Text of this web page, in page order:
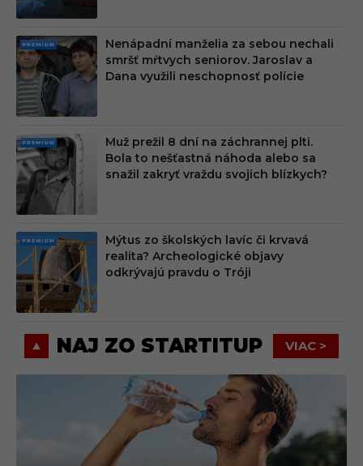
PRE
MIU
M
Nenápadní manželia za sebou nechali
smršť mŕtvych seniorov. Jaroslav a
Dana využili neschopnosť polície
PRE
MIU
M
Muž prežil 8 dní na záchrannej plti.
Bola to nešťastná náhoda alebo sa
snažil zakryť vraždu svojich blízkych?
PRE
MIU
M
Mýtus zo školských lavíc či krvavá
realita? Archeologické objavy
odkrývajú pravdu o Tróji
NAJ ZO STARTITUP VIAC >